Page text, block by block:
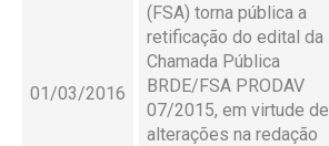
01/03/2016
(FSA) torna pública a
retificação do edital da
Chamada Pública
BRDE/FSA PRODAV
07/2015, em virtude de
alterações na redação